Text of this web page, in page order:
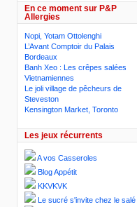
En ce moment sur P&P
Allergies
Nopi, Yotam Ottolenghi
L’Avant Comptoir du Palais
Bordeaux
Banh Xeo : Les crêpes salées
Vietnamiennes
Le joli village de pêcheurs de
Steveston
Kensington Market, Toronto
Les jeux récurrents
A vos Casseroles
Blog Appétit
KKVKVK
Le sucré s'invite chez le salé